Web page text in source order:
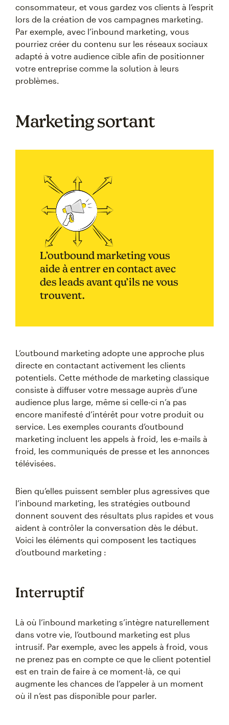
consommateur, et vous gardez vos clients à l’esprit
lors de la création de vos campagnes marketing.
Par exemple, avec l’inbound marketing, vous
pourriez créer du contenu sur les réseaux sociaux
adapté à votre audience cible afin de positionner
votre entreprise comme la solution à leurs
problèmes.
Marketing sortant
L’outbound marketing vous
aide à entrer en contact avec
des leads avant qu’ils ne vous
trouvent.
L’outbound marketing adopte une approche plus
directe en contactant activement les clients
potentiels. Cette méthode de marketing classique
consiste à diffuser votre message auprès d’une
audience plus large, même si celle-ci n’a pas
encore manifesté d’intérêt pour votre produit ou
service. Les exemples courants d’outbound
marketing incluent les appels à froid, les e-mails à
froid, les communiqués de presse et les annonces
télévisées.
Bien qu’elles puissent sembler plus agressives que
l’inbound marketing, les stratégies outbound
donnent souvent des résultats plus rapides et vous
aident à contrôler la conversation dès le début.
Voici les éléments qui composent les tactiques
d’outbound marketing :
Interruptif
Là où l’inbound marketing s’intègre naturellement
dans votre vie, l’outbound marketing est plus
intrusif. Par exemple, avec les appels à froid, vous
ne prenez pas en compte ce que le client potentiel
est en train de faire à ce moment-là, ce qui
augmente les chances de l’appeler à un moment
où il n’est pas disponible pour parler.